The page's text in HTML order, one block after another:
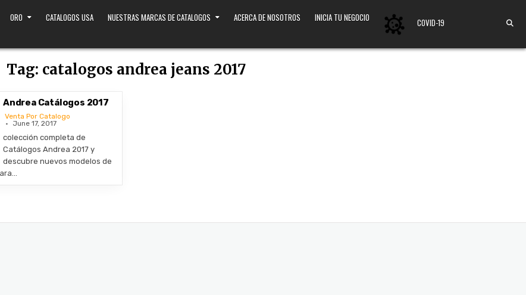
ORO CATALOGOS USA NUESTRAS MARCAS DE CATALOGOS ACERCA DE NOSOTROS INICIA TU NEGOCIO COVID-19
Tag: catalogos andrea jeans 2017
Andrea Catálogos 2017
Venta Por Catalogo
June 17, 2017
colección completa de
Catálogos Andrea 2017 y
descubre nuevos modelos de